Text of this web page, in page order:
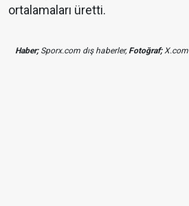
ortalamaları üretti.
Haber;Sporx.com dış haberler,Fotoğraf;X.com